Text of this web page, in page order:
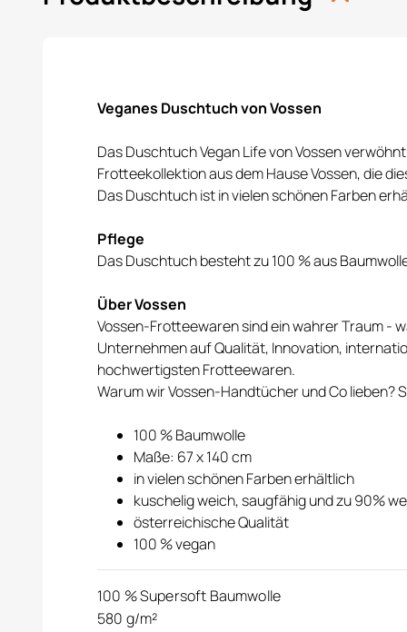
Veganes Duschtuch von Vossen
Das Duschtuch Vegan Life von Vossen
Frotteekollektion aus dem Hause Vossen, die
Das Duschtuch ist in vielen schönen Farben
Pflege
Das Duschtuch besteht zu 100 % aus
Über Vossen
Vossen-Frotteewaren sind ein wahrer Traum -
Unternehmen auf Qualität, Innovation,
hochwertigsten Frotteewaren.
Warum wir Vossen-Handtücher und Co lieben?
100 % Baumwolle
Maße: 67 x 140 cm
in vielen schönen Farben erhältlich
kuschelig weich, saugfähig und zu 90%
österreichische Qualität
100 % vegan
100 % Supersoft Baumwolle
580 g/m²